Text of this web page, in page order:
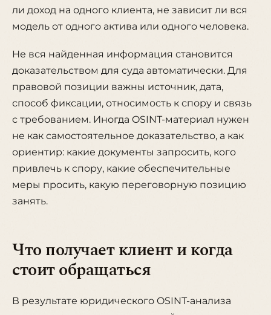
ли доход на одного клиента, не зависит ли вся
модель от одного актива или одного человека.
Не вся найденная информация становится
доказательством для суда автоматически. Для
правовой позиции важны источник, дата,
способ фиксации, относимость к спору и связь
с требованием. Иногда OSINT-материал нужен
не как самостоятельное доказательство, а как
ориентир: какие документы запросить, кого
привлечь к спору, какие обеспечительные
меры просить, какую переговорную позицию
занять.
Что получает клиент и когда
стоит обращаться
В результате юридического OSINT-анализа